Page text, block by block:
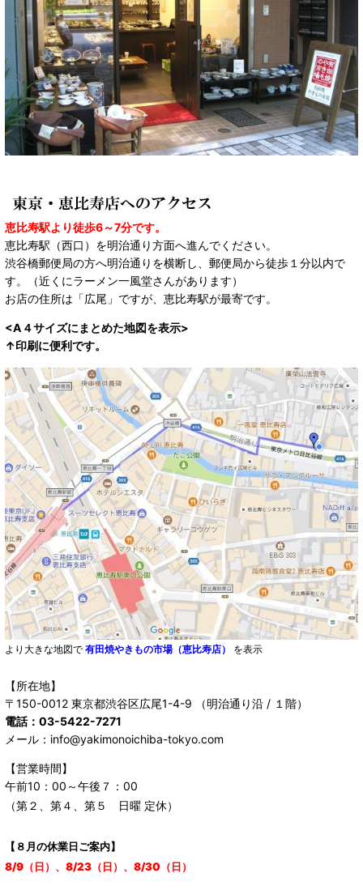
恵比寿駅より徒歩6～7分です。
恵比寿駅（西口）を明治通り方面へ進んでください。
渋谷橋郵便局の方へ明治通りを横断し、郵便局から徒歩１分以内で
す。（近くにラーメン一風堂さんがあります）
お店の住所は「広尾」ですが、恵比寿駅が最寄です。
<A４サイズにまとめた地図を表示>
↑印刷に便利です。
より大きな地図で 有田焼やきもの市場（恵比寿店） を表示
【所在地】
〒150-0012 東京都渋谷区広尾1-4-9 （明治通り沿 / １階）
電話：03-5422-7271
メール：info@yakimonoichiba-tokyo.com
【営業時間】
午前10：00～午後７：00
（第２、第４、第５ 日曜 定休）
【８月の休業日ご案内】
8/9（日）、8/23（日）、8/30（日）